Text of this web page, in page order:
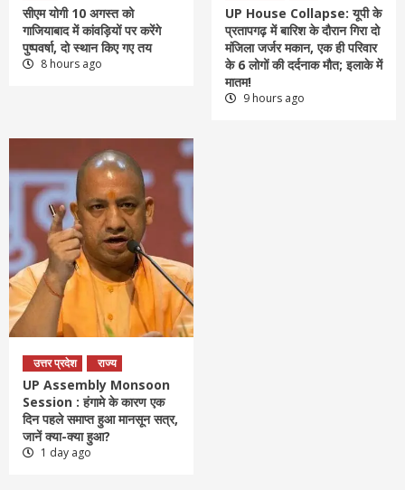
सीएम योगी 10 अगस्त को
गाजियाबाद में कांवड़ियों पर करेंगे
पुष्पवर्षा, दो स्थान किए गए तय
8 hours ago
UP House Collapse: यूपी के
प्रतापगढ़ में बारिश के दौरान गिरा दो
मंजिला जर्जर मकान, एक ही परिवार
के 6 लोगों की दर्दनाक मौत; इलाके में
मातम!
9 hours ago
उत्तर प्रदेश राज्य
UP Assembly Monsoon
Session : हंगामे के कारण एक
दिन पहले समाप्त हुआ मानसून सत्र,
जानें क्या-क्या हुआ?
1 day ago